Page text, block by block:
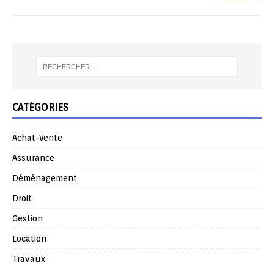
CATÉGORIES
Achat-Vente
Assurance
Déménagement
Droit
Gestion
Location
Travaux